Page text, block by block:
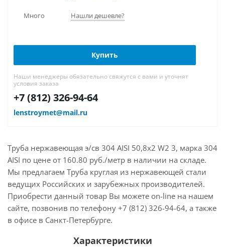
Много Нашли дешевле?
Купить
Наши менеджеры обязательно свяжутся с вами и уточнят
условия заказа
+7 (812) 326-94-64
lenstroymet@mail.ru
Труба нержавеющая э/св 304 AISI 50,8х2 W2 3, марка 304
AISI по цене от 160.80 руб./метр в наличии на складе.
Мы предлагаем Труба круглая из нержавеющей стали
ведущих Российских и зарубежных производителей.
Приобрести данный товар Вы можете on-line на нашем
сайте, позвонив по телефону +7 (812) 326-94-64, а также
в офисе в Санкт-Петербурге.
Характеристики